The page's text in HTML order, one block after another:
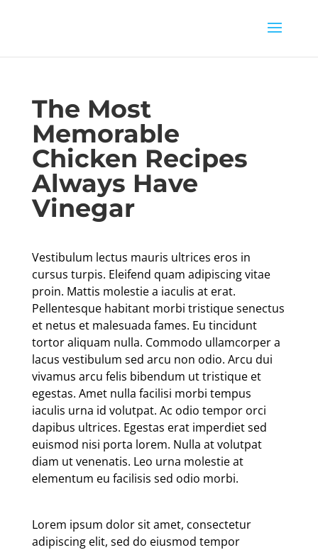
The Most
Memorable
Chicken Recipes
Always Have
Vinegar
Vestibulum lectus mauris ultrices eros in
cursus turpis. Eleifend quam adipiscing vitae
proin. Mattis molestie a iaculis at erat.
Pellentesque habitant morbi tristique senectus
et netus et malesuada fames. Eu tincidunt
tortor aliquam nulla. Commodo ullamcorper a
lacus vestibulum sed arcu non odio. Arcu dui
vivamus arcu felis bibendum ut tristique et
egestas. Amet nulla facilisi morbi tempus
iaculis urna id volutpat. Ac odio tempor orci
dapibus ultrices. Egestas erat imperdiet sed
euismod nisi porta lorem. Nulla at volutpat
diam ut venenatis. Leo urna molestie at
elementum eu facilisis sed odio morbi.
Lorem ipsum dolor sit amet, consectetur
adipiscing elit, sed do eiusmod tempor